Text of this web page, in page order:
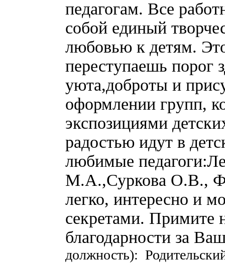
педагогам. Все
собой единый
любовью к детям. Это
переступаешь порог
уюта,доброты и
оформлении групп,
экспозициями
радостью идут в
любимые
М.А.,Суркова О.В.,
легко, интересно и
секретами. Примите
благодарности за
должность):